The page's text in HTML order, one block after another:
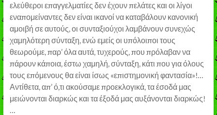
ελεύθεροι επαγγελματίες δεν έχουν πελάτες και οι λίγοι
εναπομείναντες δεν είναι ικανοί να καταβάλουν κανονική
αμοιβή σε αυτούς, οι συνταξιούχοι λαμβάνουν συνεχώς
χαμηλότερη σύνταξη, ενώ εμείς οι υπόλοιποι τους
θεωρούμε, παρ’ όλα αυτά, τυχερούς, που πρόλαβαν να
πάρουν κάποια, έστω χαμηλή, σύνταξη, κάτι που για όλους
τους επόμενους θα είναι ίσως «επιστημονική φαντασία»!…
Αντίθετα, απ’ ό,τι ακούσαμε προεκλογικά, τα έσοδά μας
μειώνονται διαρκώς και τα έξοδά μας αυξάνονται διαρκώς!
…